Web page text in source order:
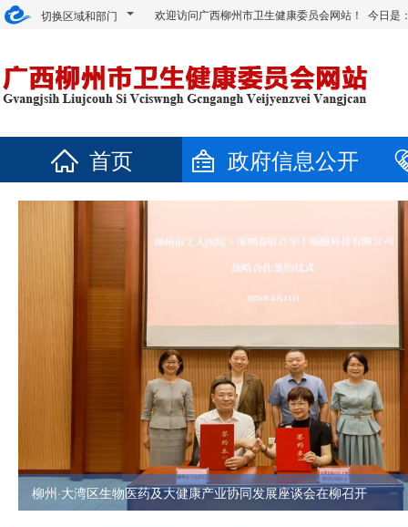
切换区域和部门 欢迎访问广西柳州市卫生健康委员会网站！ 今日是
首页 政府信息公开
柳州·大湾区生物医药及大健康产业协同发展座谈会在柳召开